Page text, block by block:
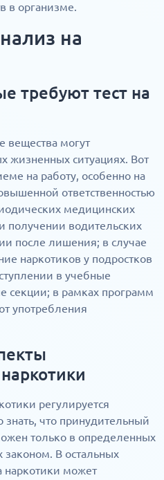
в организме.
на
требуют тест на
вещества могут
жизненных ситуациях. Вот
на работу, особенно на
ответственностью
медицинских
получении водительских
после лишения; в случае
наркотиков у подростков
в учебные
секции; в рамках программ
употребления
регулируется
знать, что принудительный
только в определенных
законом. В остальных
наркотики может